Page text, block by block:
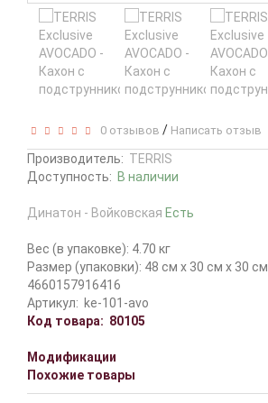
0 отзывов / Написать отзыв
Производитель: TERRIS
Доступность: В наличии
Динатон - Войковская Есть
Вес (в упаковке): 4.70 кг
Размер (упаковки): 48 см x 30 см x 30 см
4660157916416
Артикул: ke-101-avo
Код товара: 80105
Модификации
Похожие товары